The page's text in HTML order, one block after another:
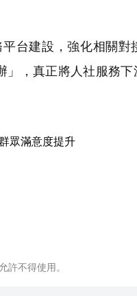
台建設，強化相關對
，真正將人社服務
許不得使用。